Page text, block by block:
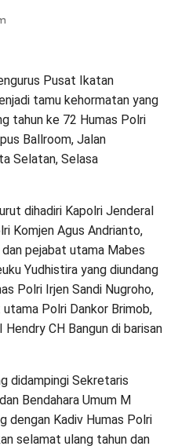
Pusat Ikatan
tamu kehormatan yang
tahun ke 72 Humas Polri
Ballroom, Jalan
Selatan, Selasa
dihadiri Kapolri Jenderal
Komjen Agus Andrianto,
pejabat utama Mabes
Yudhistira yang diundang
Polri Irjen Sandi Nugroho,
Polri Dankor Brimob,
CH Bangun di barisan
didampingi Sekretaris
Bendahara Umum M
dengan Kadiv Humas Polri
selamat ulang tahun dan